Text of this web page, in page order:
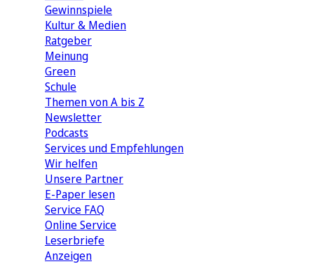
Gewinnspiele
Kultur & Medien
Ratgeber
Meinung
Green
Schule
Themen von A bis Z
Newsletter
Podcasts
Services und Empfehlungen
Wir helfen
Unsere Partner
E-Paper lesen
Service FAQ
Online Service
Leserbriefe
Anzeigen